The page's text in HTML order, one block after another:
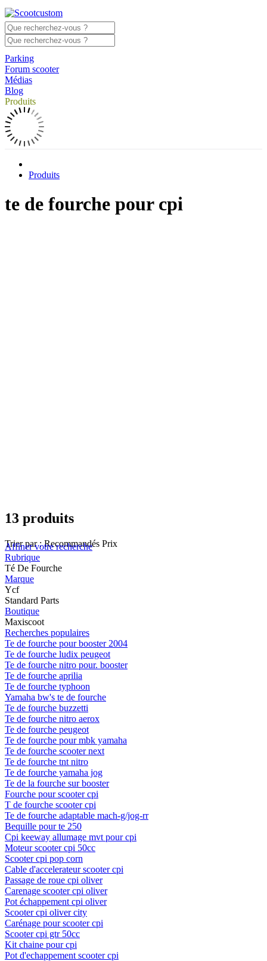
Parking
Forum scooter
Médias
Blog
Produits
Produits
te de fourche pour cpi
13 produits
Trier par : Recommandés Prix
Affiner votre recherche
Rubrique
Té De Fourche
Marque
Ycf
Standard Parts
Boutique
Maxiscoot
Recherches populaires
Te de fourche pour booster 2004
Te de fourche ludix peugeot
Te de fourche nitro pour. booster
Te de fourche aprilia
Te de fourche typhoon
Yamaha bw's te de fourche
Te de fourche buzzetti
Te de fourche nitro aerox
Te de fourche peugeot
Te de fourche pour mbk yamaha
Te de fourche scooter next
Te de fourche tnt nitro
Te de fourche yamaha jog
Te de la fourche sur booster
Fourche pour scooter cpi
T de fourche scooter cpi
Te de fourche adaptable mach-g/jog-rr
Bequille pour te 250
Cpi keeway allumage mvt pour cpi
Moteur scooter cpi 50cc
Scooter cpi pop corn
Cable d'accelerateur scooter cpi
Passage de roue cpi oliver
Carenage scooter cpi oliver
Pot échappement cpi oliver
Scooter cpi oliver city
Carénage pour scooter cpi
Scooter cpi gtr 50cc
Kit chaine pour cpi
Pot d'echappement scooter cpi